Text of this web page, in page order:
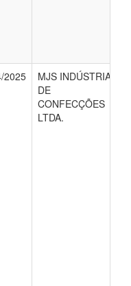
2025
MJS INDÚSTRIA
DE
CONFECÇÕES
LTDA.